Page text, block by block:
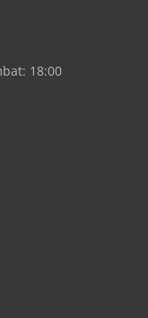
18:00